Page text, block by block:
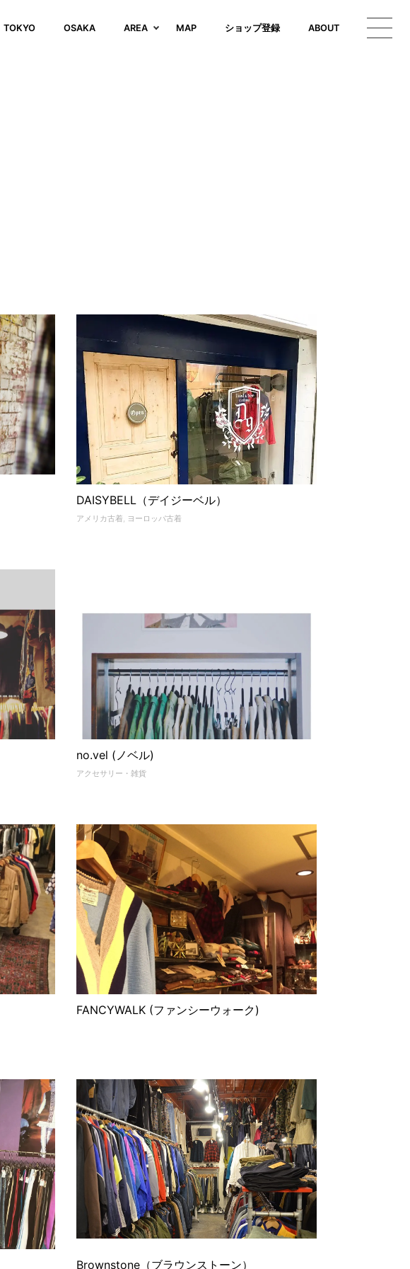
TOKYO OSAKA AREA MAP ショップ登録 ABOUT
DAISYBELL（デイジーベル）
アメリカ古着, ヨーロッパ古着
no.vel (ノベル)
アクセサリー・雑貨
FANCYWALK (ファンシーウォーク)
Brownstone（ブラウンストーン）